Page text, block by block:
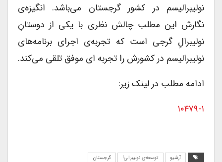
نولیبرالیسم در کشور گرجستان می‌باشد. انگیزه‌ی
نگارش این مطلب چالش نظری با یکی از دوستانِ
نولیبرالِ گرجی است که تجربه‌ی اجرای برنامه‌های
نولیبرالیسم در کشورش را تجربه ای موفق تلقی می‌کند.
ادامه مطلب در لینک زیر:
۱۰۴۷۹-۱
آرشیو توسعه‌ی نولیبرالی! گرجستان